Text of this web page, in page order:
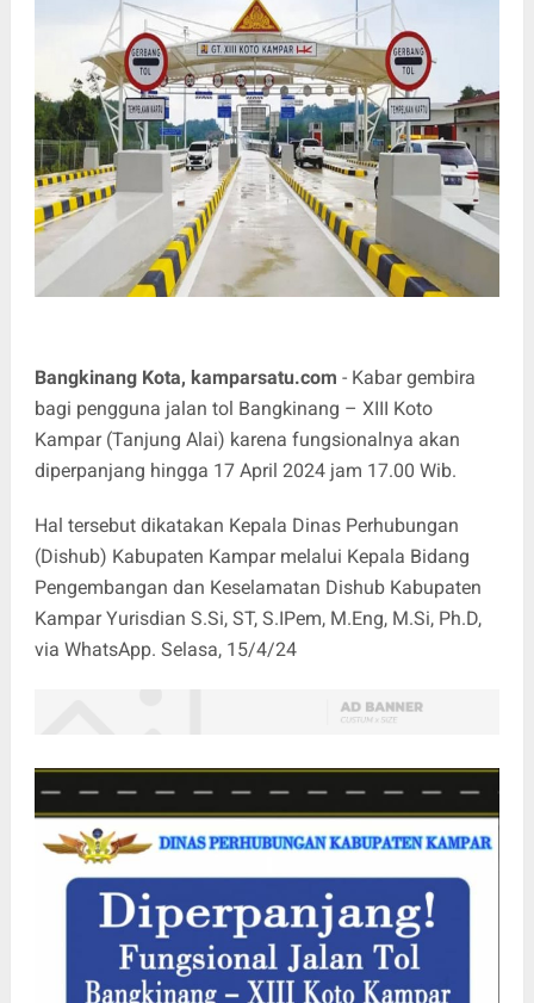
Bangkinang Kota, kamparsatu.com - Kabar gembira
bagi pengguna jalan tol Bangkinang – XIII Koto
Kampar (Tanjung Alai) karena fungsionalnya akan
diperpanjang hingga 17 April 2024 jam 17.00 Wib.
Hal tersebut dikatakan Kepala Dinas Perhubungan
(Dishub) Kabupaten Kampar melalui Kepala Bidang
Pengembangan dan Keselamatan Dishub Kabupaten
Kampar Yurisdian S.Si, ST, S.IPem, M.Eng, M.Si, Ph.D,
via WhatsApp. Selasa, 15/4/24